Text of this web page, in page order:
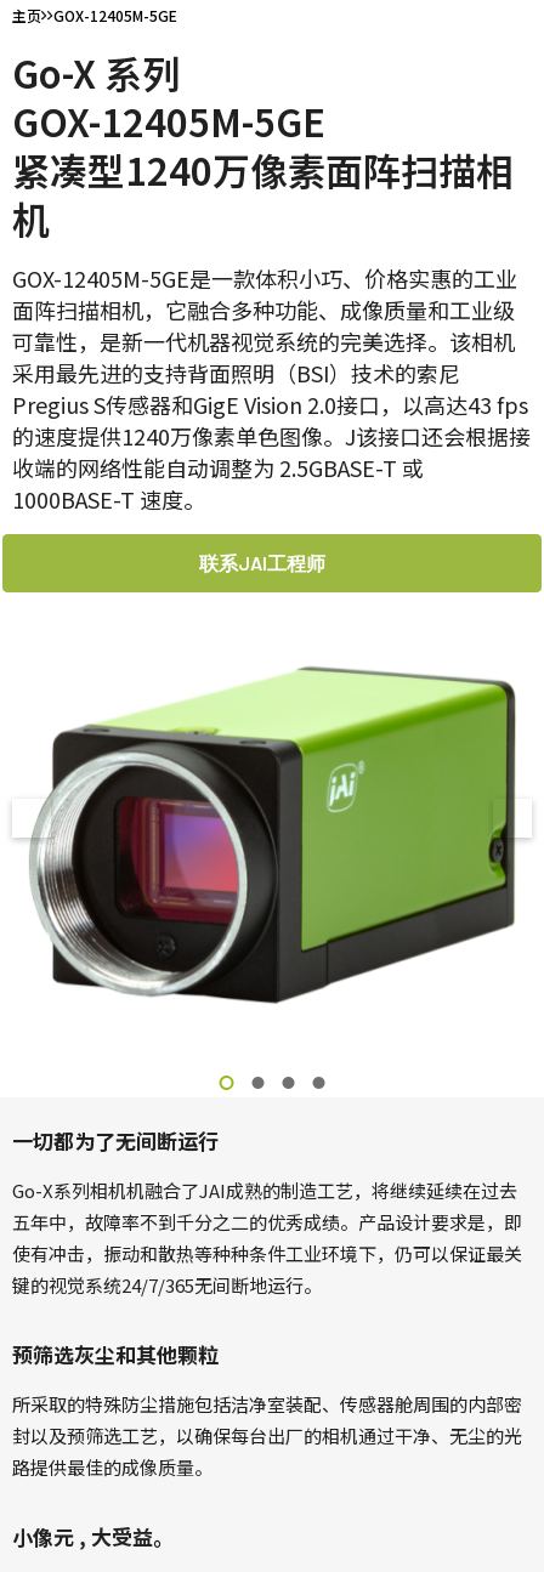
主页 GOX-12405M-5GE
Go-X 系列
GOX-12405M-5GE
紧凑型1240万像素面阵扫描相
机
GOX-12405M-5GE是一款体积小巧、价格实惠的工业
面阵扫描相机，它融合多种功能、成像质量和工业级
可靠性，是新一代机器视觉系统的完美选择。该相机
采用最先进的支持背面照明（BSI）技术的索尼
Pregius S传感器和GigE Vision 2.0接口，以高达43 fps
的速度提供1240万像素单色图像。J该接口还会根据接
收端的网络性能自动调整为 2.5GBASE-T 或
1000BASE-T 速度。
联系JAI工程师
一切都为了无间断运行
Go-X系列相机机融合了JAI成熟的制造工艺，将继续延续在过去
五年中，故障率不到千分之二的优秀成绩。产品设计要求是，即
使有冲击，振动和散热等种种条件工业环境下，仍可以保证最关
键的视觉系统24/7/365无间断地运行。
预筛选灰尘和其他颗粒
所采取的特殊防尘措施包括洁净室装配、传感器舱周围的内部密
封以及预筛选工艺，以确保每台出厂的相机通过干净、无尘的光
路提供最佳的成像质量。
小像元 , 大受益。